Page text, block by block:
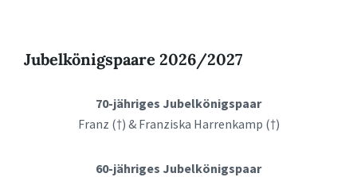
Jubelkönigspaare 2026/2027
70-jähriges Jubelkönigspaar
Franz (†) & Franziska Harrenkamp (†)
60-jähriges Jubelkönigspaar